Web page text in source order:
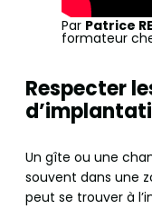
Par Patrice
formateur
Respecter
Un gîte ou une
souvent dans une
peut se trouver à